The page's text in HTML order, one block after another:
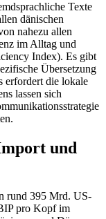
Texte
dänischen
nahezu allen
im Alltag und
Index). Es gibt
Übersetzung
erfordert die lokale
lassen sich
und
rund 395 Mrd. US-
pro Kopf im